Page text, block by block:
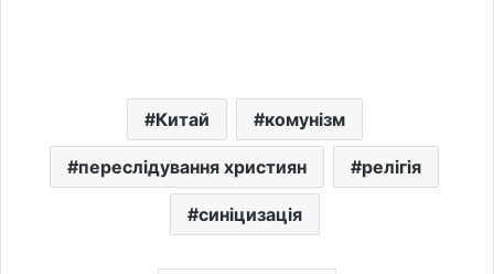
Китай комунізм
переслідування християн релігія
синіцизація